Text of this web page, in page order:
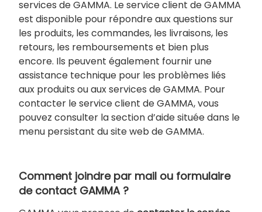
services de GAMMA. Le service client de GAMMA
est disponible pour répondre aux questions sur
les produits, les commandes, les livraisons, les
retours, les remboursements et bien plus
encore. Ils peuvent également fournir une
assistance technique pour les problèmes liés
aux produits ou aux services de GAMMA. Pour
contacter le service client de GAMMA, vous
pouvez consulter la section d’aide située dans le
menu persistant du site web de GAMMA.
Comment joindre par mail ou formulaire
de contact GAMMA ?